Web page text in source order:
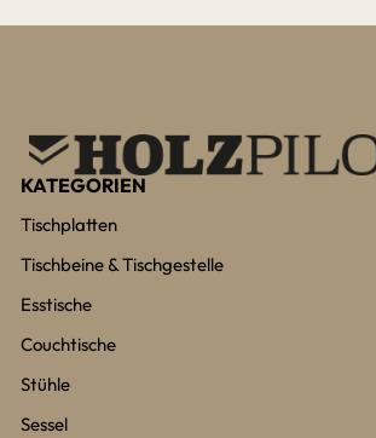
KATEGORIEN
Tischplatten
Tischbeine & Tischgestelle
Esstische
Couchtische
Stühle
Sessel